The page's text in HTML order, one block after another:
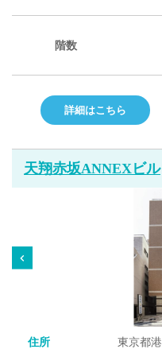
階数
詳細はこちら
天翔赤坂ANNEXビル
住所
東京都